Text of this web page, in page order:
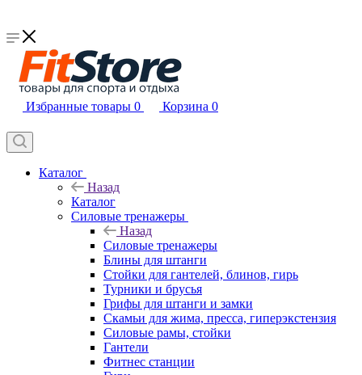
Избранные товары 0 Корзина 0
Каталог
Назад
Каталог
Силовые тренажеры
Назад
Силовые тренажеры
Блины для штанги
Стойки для гантелей, блинов, гирь
Турники и брусья
Грифы для штанги и замки
Скамьи для жима, пресса, гиперэкстензия
Силовые рамы, стойки
Гантели
Фитнес станции